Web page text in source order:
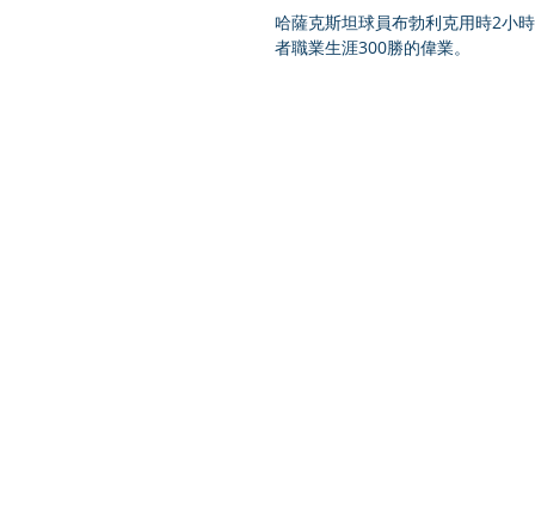
哈薩克斯坦球員布勃利克用時2小
者職業生涯300勝的偉業。